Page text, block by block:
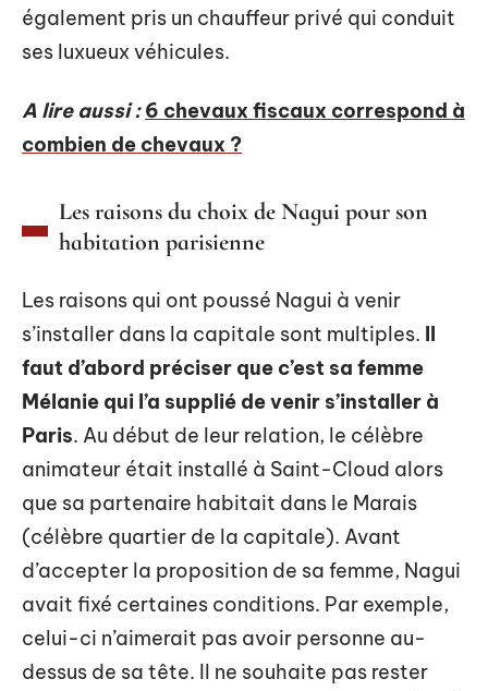
également pris un chauffeur privé qui conduit
ses luxueux véhicules.
A lire aussi : 6 chevaux fiscaux correspond à
combien de chevaux ?
Les raisons du choix de Nagui pour son
habitation parisienne
Les raisons qui ont poussé Nagui à venir
s’installer dans la capitale sont multiples. Il
faut d’abord préciser que c’est sa femme
Mélanie qui l’a supplié de venir s’installer à
Paris. Au début de leur relation, le célèbre
animateur était installé à Saint-Cloud alors
que sa partenaire habitait dans le Marais
(célèbre quartier de la capitale). Avant
d’accepter la proposition de sa femme, Nagui
avait fixé certaines conditions. Par exemple,
celui-ci n’aimerait pas avoir personne au-
dessus de sa tête. Il ne souhaite pas rester